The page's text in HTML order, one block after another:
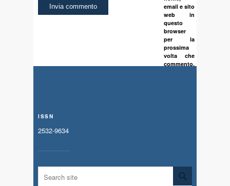
email e sito
web in
questo
browser
per la
prossima
volta che
commento.
ISSN
2532-9634